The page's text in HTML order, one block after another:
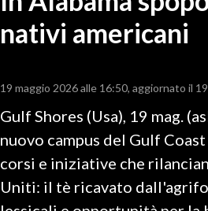
nativi americani
19 maggio 2026 alle 16:50 aggiornato il
Gulf Shores (Usa), 19 mag.
nuovo campus del Gulf
corsi e iniziative che
Uniti: il tè ricavato